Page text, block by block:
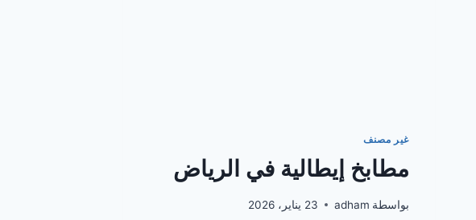
غير مصنف
مطابخ إيطالية في الرياض
بواسطة adham 23 يناير، 2026